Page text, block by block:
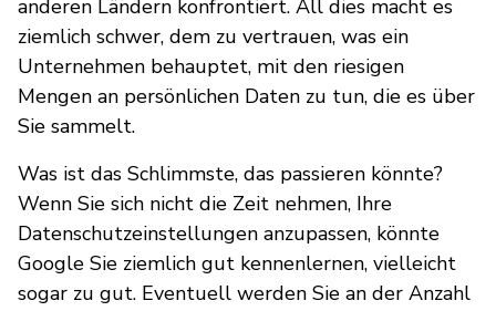
anderen Ländern konfrontiert. All dies macht es
ziemlich schwer, dem zu vertrauen, was ein
Unternehmen behauptet, mit den riesigen
Mengen an persönlichen Daten zu tun, die es über
Sie sammelt.
Was ist das Schlimmste, das passieren könnte?
Wenn Sie sich nicht die Zeit nehmen, Ihre
Datenschutzeinstellungen anzupassen, könnte
Google Sie ziemlich gut kennenlernen, vielleicht
sogar zu gut. Eventuell werden Sie an der Anzahl